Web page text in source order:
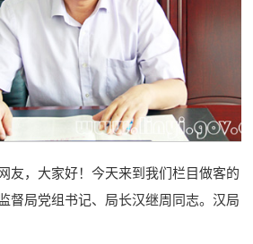
友，大家好！今天来到我们栏目做客的
督局党组书记、局长汉继周同志。汉局